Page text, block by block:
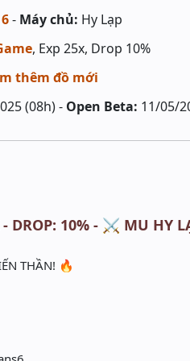
- Máy chủ: Hy Lạp
, Exp 25x, Drop 10%
thêm đồ mới
(08h) - Open Beta: 11/05/
DROP: 10% - ⚔️ MU HY
THẦN! 🔥